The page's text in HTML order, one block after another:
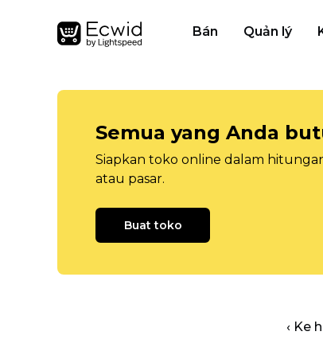
Bán Quản lý
Semua yang Anda
Siapkan toko online dalam
atau pasar.
Buat toko
‹ Ke